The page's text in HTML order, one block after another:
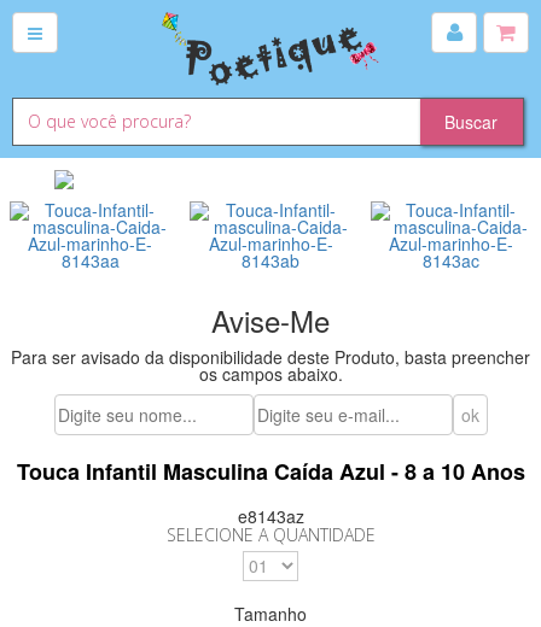
Avise-Me
Para ser avisado da disponibilidade deste Produto, basta preencher
os campos abaixo.
Touca Infantil Masculina Caída Azul - 8 a 10 Anos
e8143az
SELECIONE A QUANTIDADE
Tamanho